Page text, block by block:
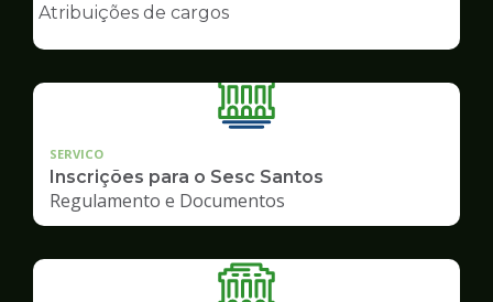
Servidor
Atribuições de cargos
SERVICO
Inscrições para o Sesc Santos
Regulamento e Documentos